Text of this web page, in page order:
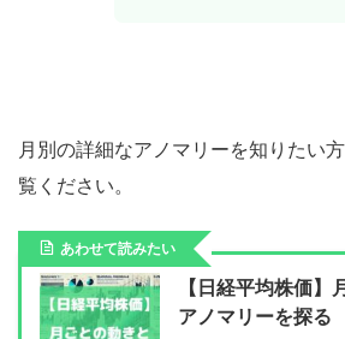
月別の詳細なアノマリーを知りたい
覧ください。
あわせて読みたい
【日経平均株価】
アノマリーを探る